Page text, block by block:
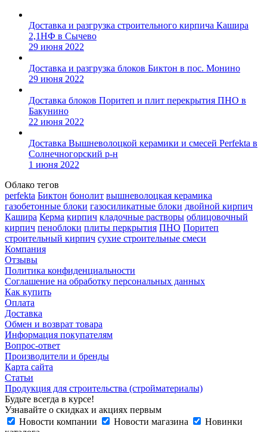
Доставка и разгрузка строительного кирпича Кашира
2,1НФ в Сычево
29 июня 2022
Доставка и разгрузка блоков Биктон в пос. Монино
29 июня 2022
Доставка блоков Поритеп и плит перекрытия ПНО в
Бакунино
22 июня 2022
Доставка Вышневолоцкой керамики и смесей Perfekta в
Солнечногорский р-н
1 июня 2022
Облако тегов
perfekta Биктон бонолит вышневолоцкая керамика
газобетонные блоки газосиликатные блоки двойной кирпич
Кашира Керма кирпич кладочные растворы облицовочный
кирпич пеноблоки плиты перкрытия ПНО Поритеп
строительный кирпич сухие строительные смеси
Компания
Отзывы
Политика конфиденциальности
Соглашение на обработку персональных данных
Как купить
Оплата
Доставка
Обмен и возврат товара
Информация покупателям
Вопрос-ответ
Производители и бренды
Карта сайта
Статьи
Продукция для строительства (стройматериалы)
Будьте всегда в курсе!
Узнавайте о скидках и акциях первым
Новости компании
Новости магазина
Новинки